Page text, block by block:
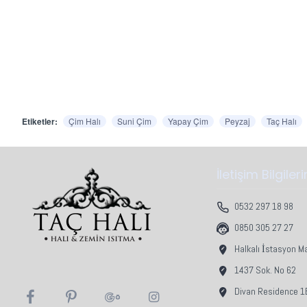
Etiketler: Çim Halı Suni Çim Yapay Çim Peyzaj Taç Halı
İletişim
0532 297 18 98
0850 305 27 27
Halkalı İstasyon
1437 Sok. No 62
Divan Residence